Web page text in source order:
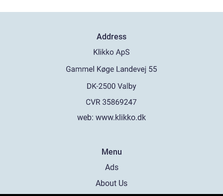
Address
web: www.klikko.dk
Menu
Ads
About Us